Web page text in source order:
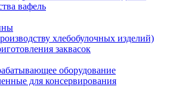
вафель
хлебобулочных изделий)
заквасок
оборудование
для консервирования